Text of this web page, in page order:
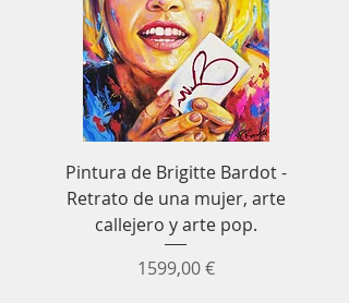
Pintura de Brigitte Bardot -
Retrato de una mujer, arte
callejero y arte pop.
Precio
1599,00 €